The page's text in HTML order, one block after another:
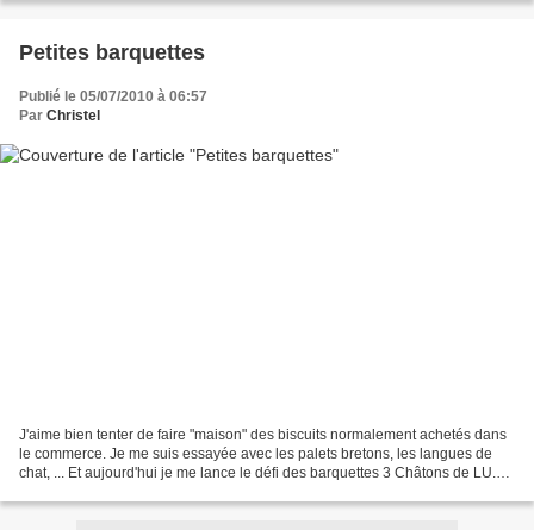
Petites barquettes
Publié le 05/07/2010 à 06:57
Par Christel
J'aime bien tenter de faire "maison" des biscuits normalement achetés dans
le commerce. Je me suis essayée avec les palets bretons, les langues de
chat, ... Et aujourd'hui je me lance le défi des barquettes 3 Châtons de LU.